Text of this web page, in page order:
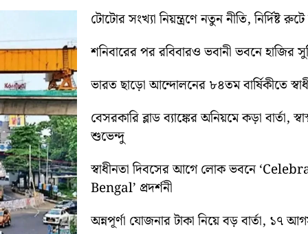
টোটোর সংখ্যা নিয়ন্ত্রণে নতুন নীতি, নির্দিষ্ট
শনিবারের পর রবিবারও ভবানী ভবনে
ভারত ছাড়ো আন্দোলনের ৮৪তম বার্ষিকীতে
বেসরকারি ব্লাড ব্যাঙ্কের অনিয়মে কড়া বার্তা,
শুভেন্দু
স্বাধীনতা দিবসের আগে লোক ভবনে
Bengal’ প্রদর্শনী
অন্নপূর্ণা যোজনার টাকা নিয়ে বড় বার্তা, ১৭